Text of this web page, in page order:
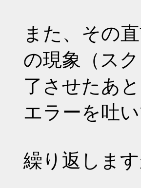
また、その
の現象（ス
了させたあと
エラーを吐
繰り返しま